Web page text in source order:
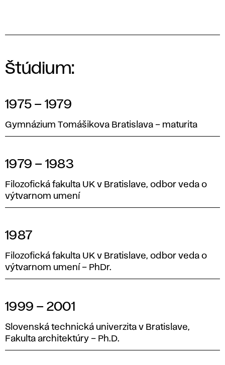
Štúdium:
1975 – 1979
Gymnázium Tomášikova Bratislava – maturita
1979 – 1983
Filozofická fakulta UK v Bratislave, odbor veda o
výtvarnom umení
1987
Filozofická fakulta UK v Bratislave, odbor veda o
výtvarnom umení – PhDr.
1999 – 2001
Slovenská technická univerzita v Bratislave,
Fakulta architektúry – Ph.D.